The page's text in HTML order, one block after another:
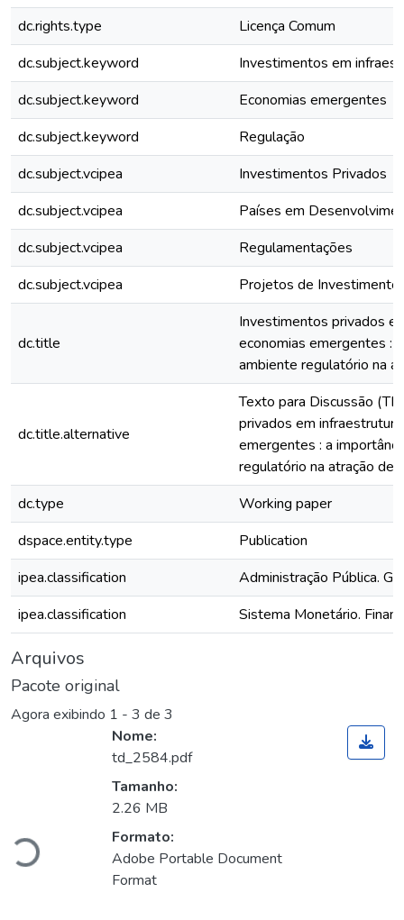
dc.rights.type
Licença Comum
dc.subject.keyword
Investimentos em
dc.subject.keyword
Economias emergentes
dc.subject.keyword
Regulação
dc.subject.vcipea
Investimentos Privados
dc.subject.vcipea
Países em
dc.subject.vcipea
Regulamentações
dc.subject.vcipea
Projetos de Investimento
dc.title
Investimentos privados
economias emergentes :
ambiente regulatório na
dc.title.alternative
Texto para Discussão
privados em
emergentes : a
regulatório na atração de
dc.type
Working paper
dspace.entity.type
Publication
ipea.classification
Administração Pública.
ipea.classification
Sistema Monetário.
Arquivos
Pacote original
Agora exibindo 1 - 3 de 3
Carregando...
Nome:
td_2584.pdf
Tamanho:
2.26 MB
Formato:
Adobe Portable Document
Format